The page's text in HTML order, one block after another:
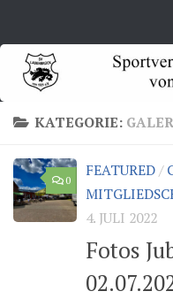
KATEGORIE:
0
FEATURED/
4. JULI 2022
Fotos